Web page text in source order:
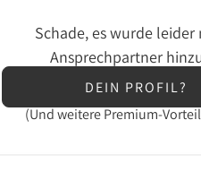
Schade, es wurde leider
Ansprechpartner
DEIN PROFIL?
(UndweiterePremium-